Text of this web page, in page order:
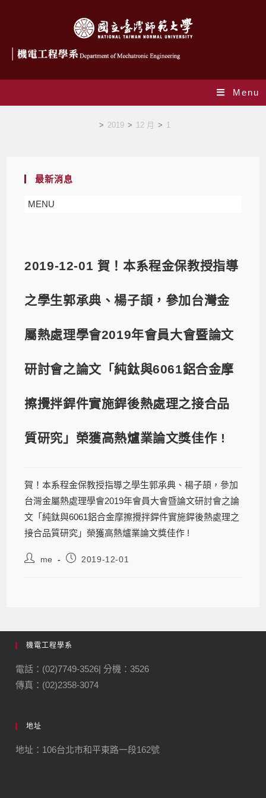
Menu
> 2019 > 12 月 > 1
最新消息
MENU
2019-12-01 賀！本系程金保教授指導
之學生郭承典、楊子頡，參加台灣金
屬熱處理學會2019年會員大會暨論文
研討會之論文「純鈦與6061鋁合金摩
擦攪拌銲件實施銲後熱處理之接合品
質研究」榮獲高熱爐業論文獎佳作 !
賀！本系程金保教授指導之學生郭承典、楊子頡，參加
台灣金屬熱處理學會2019年會員大會暨論文研討會之論
文「純鈦與6061鋁合金摩擦攪拌銲件實施銲後熱處理之
接合品質研究」榮獲高熱爐業論文獎佳作 !
me 2019-12-01
機電工程學系
電話：(02)7749-3526| 分機：3526
傳真：(02)2358-3074
地址
地址：106台北市和平東路一段162號